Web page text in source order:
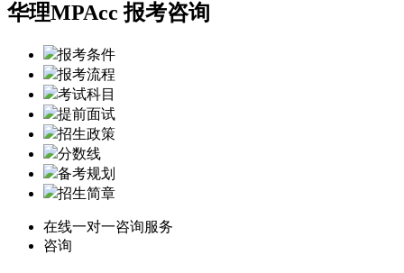
华理MPAcc 报考咨询
报考条件
报考流程
考试科目
提前面试
招生政策
分数线
备考规划
招生简章
在线一对一咨询服务
咨询